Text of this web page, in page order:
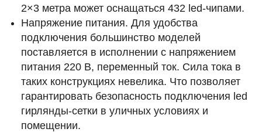
2×3 метра может оснащаться 432 led-чипами.
Напряжение питания. Для удобства
подключения большинство моделей
поставляется в исполнении с напряжением
питания 220 В, переменный ток. Сила тока в
таких конструкциях невелика. Что позволяет
гарантировать безопасность подключения led
гирлянды-сетки в уличных условиях и
помещении.